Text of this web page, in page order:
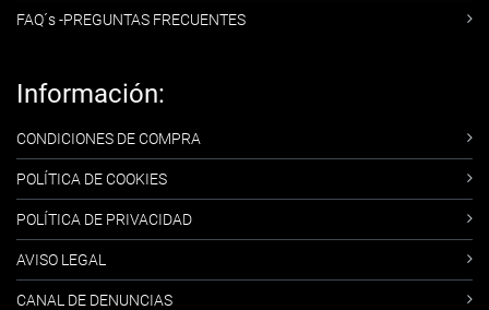
FAQ´s -PREGUNTAS FRECUENTES
Información:
CONDICIONES DE COMPRA
POLÍTICA DE COOKIES
POLÍTICA DE PRIVACIDAD
AVISO LEGAL
CANAL DE DENUNCIAS